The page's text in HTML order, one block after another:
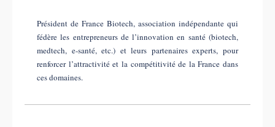
Président de France Biotech, association indépendante qui
fédère les entrepreneurs de l’innovation en santé (biotech,
medtech, e-santé, etc.) et leurs partenaires experts, pour
renforcer l’attractivité et la compétitivité de la France dans
ces domaines.